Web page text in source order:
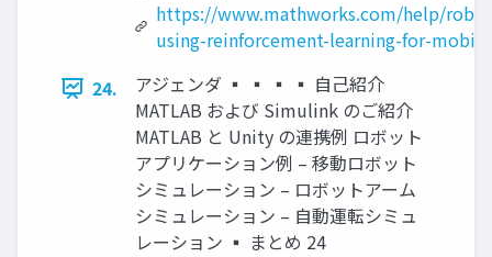
https://www.mathworks.com/help/
using-reinforcement-learning-for-
24.
アジェンダ ▪ ▪ ▪ ▪ 自己紹介
MATLAB および Simulink のご紹介
MATLAB と Unity の連携例 ロボット
アプリケーション例 – 移動ロボット
シミュレーション – ロボットアーム
シミュレーション – 自動運転シミュ
レーション ▪ まとめ 24